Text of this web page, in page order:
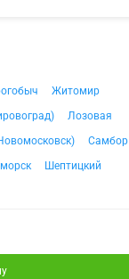
Житомир
Лозовая
Самбор
Шептицкий